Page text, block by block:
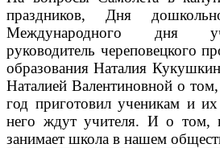
праздников, Дня
Международного дня
руководитель череповецкого
образования Наталия
Наталией Валентиновной о
год приготовил ученикам и
него ждут учителя. И о том,
занимает школа в нашем